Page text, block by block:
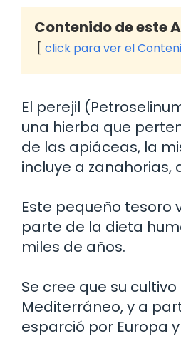
Contenido de este
click para ver el
El perejil
una hierba que
de las apiáceas, la
incluye a zanahorias,
Este pequeño tesoro
parte de la dieta
miles de años.
Se cree que su
Mediterráneo, y a
esparció por Europa